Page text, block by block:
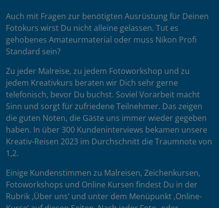
Auch mit Fragen zur benötigten Ausrüstung für Deinen
Fotokurs wirst Du nicht alleine gelassen. Tut es
gehobenes Amateurmaterial oder muss Nikon Profi
Standard sein?
Zu jeder Malreise, zu jedem Fotoworkshop und zu
jedem Kreativkurs beraten wir Dich sehr gerne
telefonisch, bevor Du buchst. Soviel Vorarbeit macht
Sinn und sorgt für zufriedene Teilnehmer. Das zeigen
die guten Noten, die Gäste uns immer wieder gegeben
haben. In über 300 Kundeninterviews bekamen unsere
Kreativ-Reisen 2023 im Durchschnitt die Traumnote von
1,2.
Einige Kundenstimmen zu Malreisen, Zeichenkursen,
Fotoworkshops und Online Kursen findest Du in der
Rubrik ‚Über uns’ und unter dem Menüpunkt ‚Online-